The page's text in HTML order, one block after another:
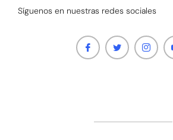
Síguenos en nuestras redes sociales